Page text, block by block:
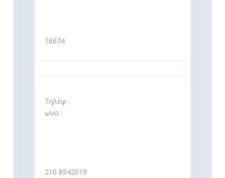
16674
Τηλέφ
ωνο :
210 8942019